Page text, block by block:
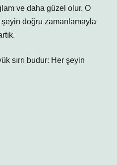
ve daha güzel olur. O
doğru zamanlamayla
sırrı budur: Her şeyin